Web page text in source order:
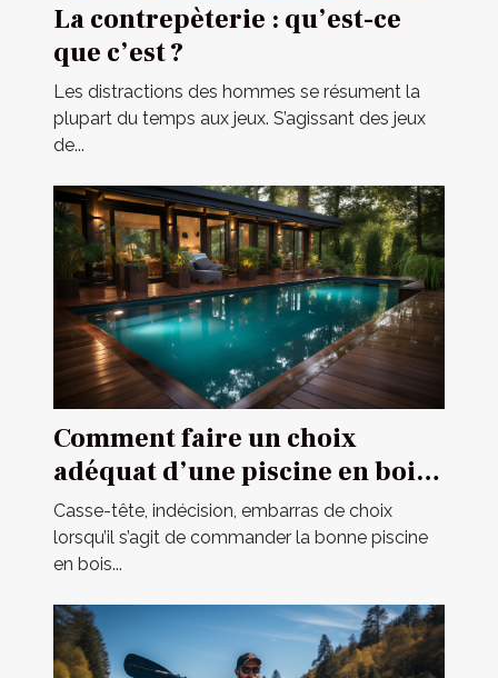
La contrepèterie : qu’est-ce
que c’est ?
Les distractions des hommes se résument la
plupart du temps aux jeux. S’agissant des jeux
de...
Comment faire un choix
adéquat d’une piscine en bois
en 2021 ?
Casse-tête, indécision, embarras de choix
lorsqu’il s’agit de commander la bonne piscine
en bois...